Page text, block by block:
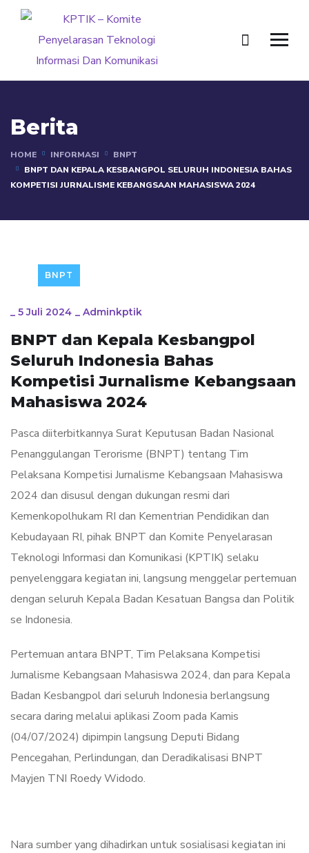
Berita
HOME INFORMASI
BNPT
BNPT DAN KEPALA KESBANGPOL SELURUH INDONESIA BAHAS
KOMPETISI JURNALISME KEBANGSAAN MAHASISWA 2024
BNPT
_ 5 Juli 2024 _ Adminkptik
BNPT dan Kepala Kesbangpol
Seluruh Indonesia Bahas
Kompetisi Jurnalisme Kebangsaan
Mahasiswa 2024
Pasca diiterbitkannya Surat Keputusan Badan Nasional
Penanggulangan Terorisme (BNPT) tentang Tim
Pelaksana Kompetisi Jurnalisme Kebangsaan Mahasiswa
2024 dan disusul dengan dukungan resmi dari
Kemenkopolhukam RI dan Kementrian Pendidikan dan
Kebudayaan RI, pihak BNPT dan Komite Penyelarasan
Teknologi Informasi dan Komunikasi (KPTIK) selaku
penyelenggara kegiatan ini, langsung menggelar pertemuan
dengan seluruh Kepala Badan Kesatuan Bangsa dan Politik
se Indonesia.
Pertemuan antara BNPT, Tim Pelaksana Kompetisi
Jurnalisme Kebangsaan Mahasiswa 2024, dan para Kepala
Badan Kesbangpol dari seluruh Indonesia berlangsung
secara daring melalui aplikasi Zoom pada Kamis
(04/07/2024) dipimpin langsung Deputi Bidang
Pencegahan, Perlindungan, dan Deradikalisasi BNPT
Mayjen TNI Roedy Widodo.
Nara sumber yang dihadirkan untuk sosialisasi kegiatan ini